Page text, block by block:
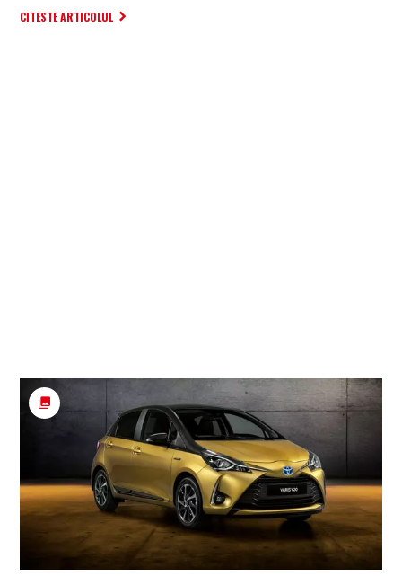
CITESTE ARTICOLUL